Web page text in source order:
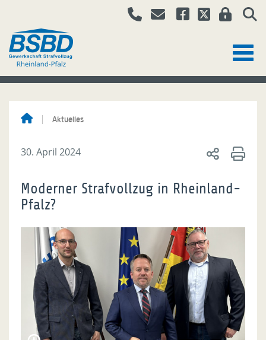
Aktuelles
30. April 2024
Moderner Strafvollzug in Rheinland-
Pfalz?